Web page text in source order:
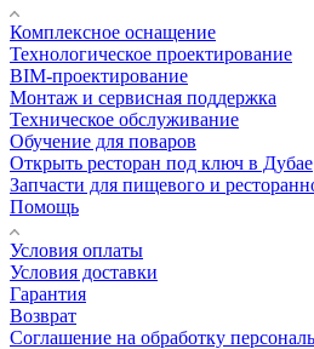
Комплексное оснащение
Технологическое проектирование
BIM-проектирование
Монтаж и сервисная поддержка
Техническое обслуживание
Обучение для поваров
Открыть ресторан под ключ в Дубае
Запчасти для пищевого и
Помощь
Условия оплаты
Условия доставки
Гарантия
Возврат
Соглашение на обработку